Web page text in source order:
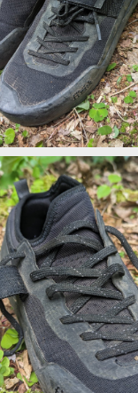
je výrazná, schytala
tkanic kryje suchý
tkanic kryje suchý
tkanic kryje suchý
tkanic kryje suchý